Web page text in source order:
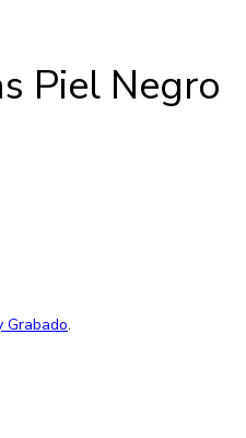
Piel Negro
Grabado.